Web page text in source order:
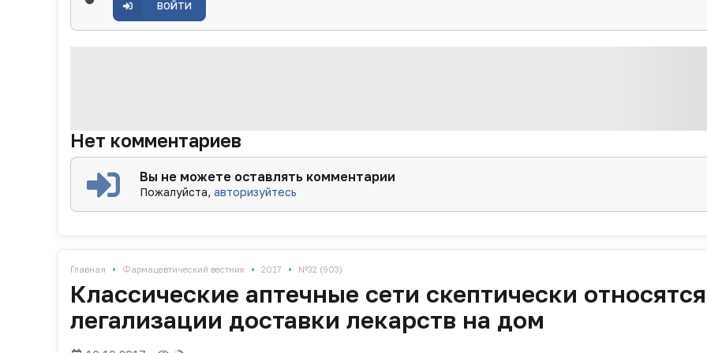
ВОЙТИ
Нет комментариев
Вы не можете оставлять комментарии
Пожалуйста,авторизуйтесь
Главная • Фармацевтический вестник • 2017 • №32 (903)
Классические аптечные сети скептически
легализации доставки лекарств на дом